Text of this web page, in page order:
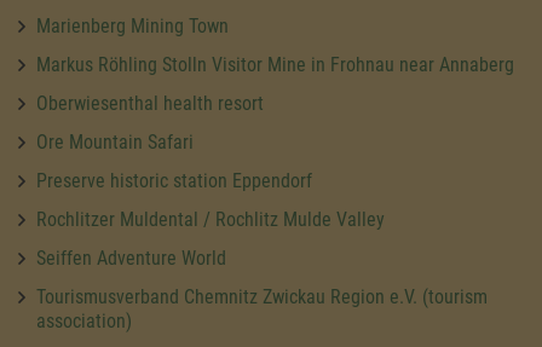
Marienberg Mining Town
Markus Röhling Stolln Visitor Mine in Frohnau near Annaberg
Oberwiesenthal health resort
Ore Mountain Safari
Preserve historic station Eppendorf
Rochlitzer Muldental / Rochlitz Mulde Valley
Seiffen Adventure World
Tourismusverband Chemnitz Zwickau Region e.V. (tourism
association)